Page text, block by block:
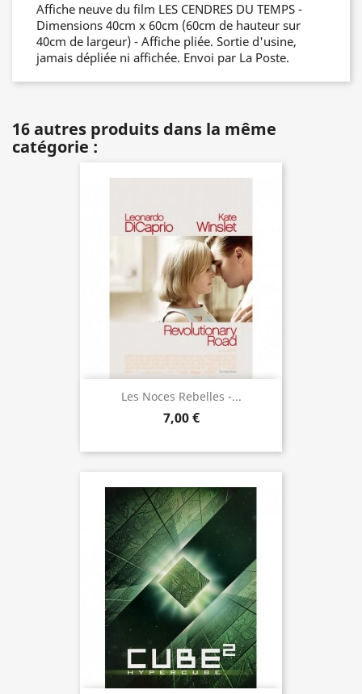
Affiche neuve du film LES CENDRES DU TEMPS -
Dimensions 40cm x 60cm (60cm de hauteur sur
40cm de largeur) - Affiche pliée. Sortie d'usine,
jamais dépliée ni affichée. Envoi par La Poste.
16 autres produits dans la même
catégorie :
Les Noces Rebelles -...
7,00 €